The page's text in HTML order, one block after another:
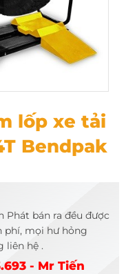
lốp xe tải
Bendpak
Phát bán ra đều được
phí, mọi hư hỏng
liên hệ .
- Mr Tiến